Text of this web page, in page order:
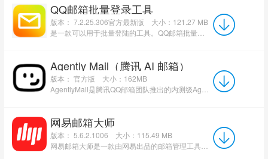
QQ邮箱批量登录工具
版本： 7.2.25.306官方最新版
大小：121.27 MB
是一款可以用于批量登陆的工具。QQ邮箱批量查看工具可以方便快速批量登录QQ邮箱，查看相关邮件。QQ邮箱批量...
Agently Mail（腾讯 AI 邮箱）
版本： 官方版
大小：162MB
网易邮箱大师
版本： 5.6.2.1006
大小：115.49 MB